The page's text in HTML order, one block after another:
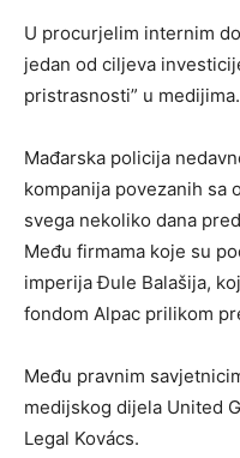
U procurjelim internim
jedan od ciljeva
pristrasnosti” u medijima.
Mađarska policija
kompanija povezanih sa
svega nekoliko dana
Među firmama koje su
imperija Đule Balašija,
fondom Alpac prilikom
Među pravnim
medijskog dijela United
Legal Kovács.